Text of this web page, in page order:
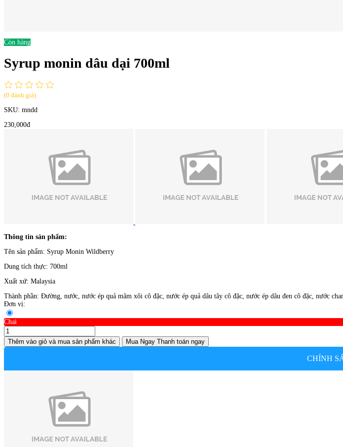
Còn hàng
Syrup monin dâu dại 700ml
(0 đánh giá)
SKU: mndd
230,000đ
Thông tin sản phẩm:
Tên sản phẩm: Syrup Monin Wildberry
Dung tích thực: 700ml
Xuất xứ: Malaysia
Thành phần: Đường, nước, nước ép quả mâm xôi cô đặc, nước ép quả dâu tây cô đặc, nước ép dâu đen cô đặc, nước
Đơn vị:
Chai
Thêm vào giỏ và mua sản phẩm khác Mua Ngay Thanh toán ngay
CHÍNH